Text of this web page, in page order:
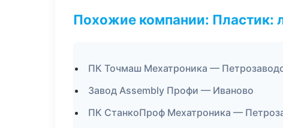
Похожие компании: Пластик:
ПК Точмаш Мехатроника —
Завод Assembly Профи — Иваново
ПК СтанкоПроф Мехатроника —